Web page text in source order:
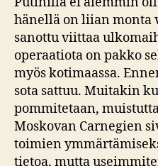
hänellä on liian monta
sanottu viittaa
operaatiota on pakko
myös kotimaassa.
sota sattuu. Muitakin
pommitetaan,
Moskovan Carnegien
toimien
tietoa, mutta